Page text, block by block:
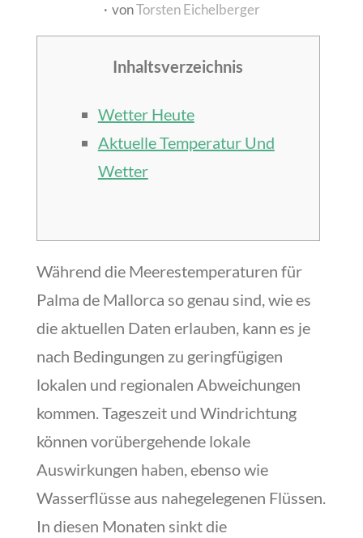
vonTorsten Eichelberger
Inhaltsverzeichnis
Wetter Heute
Aktuelle Temperatur Und
Wetter
Während die Meerestemperaturen für
Palma de Mallorca so genau sind, wie es
die aktuellen Daten erlauben, kann es je
nach Bedingungen zu geringfügigen
lokalen und regionalen Abweichungen
kommen. Tageszeit und Windrichtung
können vorübergehende lokale
Auswirkungen haben, ebenso wie
Wasserflüsse aus nahegelegenen Flüssen.
In diesen Monaten sinkt die